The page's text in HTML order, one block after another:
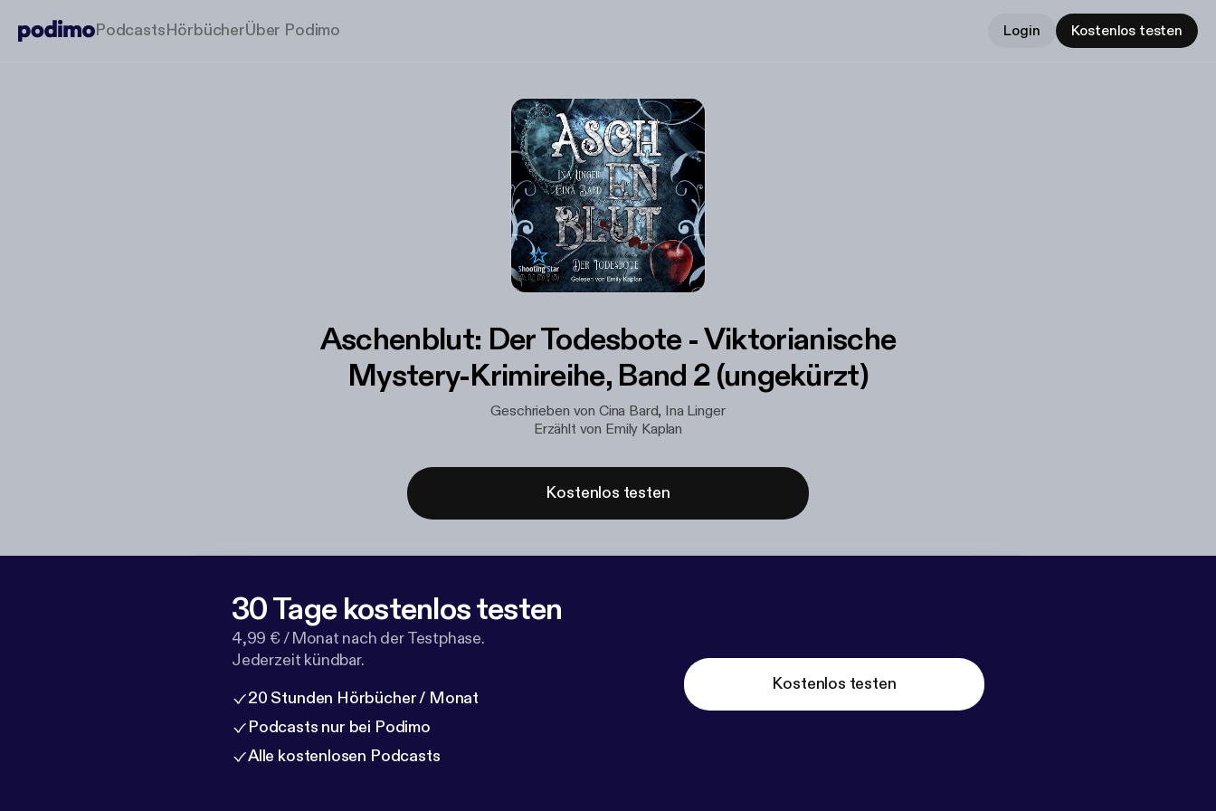
PodcastsHörbücherÜber Podimo Login Kostenlos testen
Aschenblut: Der Todesbote - Viktorianische
Mystery-Krimireihe, Band 2 (ungekürzt)
Geschrieben von Cina Bard, Ina Linger
Erzählt von Emily Kaplan
Kostenlos testen
30 Tage kostenlos testen
4,99 € / Monat nach der Testphase.
Jederzeit kündbar.
20 Stunden Hörbücher / Monat
Podcasts nur bei Podimo
Alle kostenlosen Podcasts
Kostenlos testen